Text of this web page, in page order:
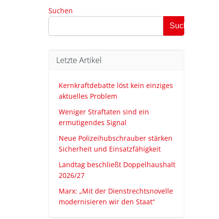
Suchen
Suchen
Letzte Artikel
Kernkraftdebatte löst kein einziges
aktuelles Problem
Weniger Straftaten sind ein
ermutigendes Signal
Neue Polizeihubschrauber stärken
Sicherheit und Einsatzfähigkeit
Landtag beschließt Doppelhaushalt
2026/27
Marx: „Mit der Dienstrechtsnovelle
modernisieren wir den Staat“